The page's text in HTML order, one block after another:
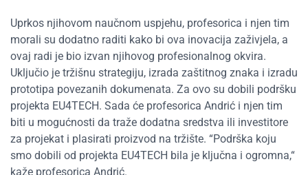
Uprkos njihovom naučnom uspjehu, profesorica i njen tim
morali su dodatno raditi kako bi ova inovacija zaživjela, a
ovaj radi je bio izvan njihovog profesionalnog okvira.
Uključio je tržišnu strategiju, izrada zaštitnog znaka i izradu
prototipa povezanih dokumenata. Za ovo su dobili podršku
projekta EU4TECH. Sada će profesorica Andrić i njen tim
biti u mogućnosti da traže dodatna sredstva ili investitore
za projekat i plasirati proizvod na tržište. “Podrška koju
smo dobili od projekta EU4TECH bila je ključna i ogromna,“
kaže profesorica Andrić.